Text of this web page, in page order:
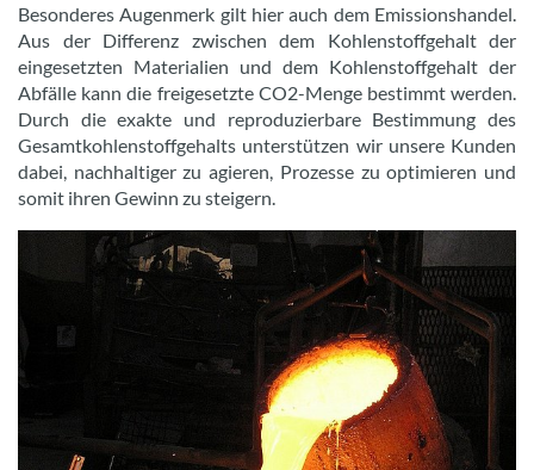
Besonderes Augenmerk gilt hier auch dem Emissionshandel.
Aus der Differenz zwischen dem Kohlenstoffgehalt der
eingesetzten Materialien und dem Kohlenstoffgehalt der
Abfälle kann die freigesetzte CO2-Menge bestimmt werden.
Durch die exakte und reproduzierbare Bestimmung des
Gesamtkohlenstoffgehalts unterstützen wir unsere Kunden
dabei, nachhaltiger zu agieren, Prozesse zu optimieren und
somit ihren Gewinn zu steigern.